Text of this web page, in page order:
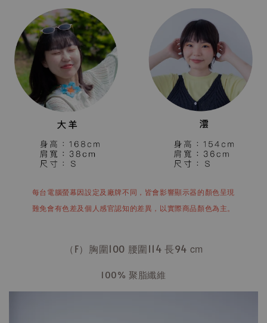
每台電腦螢幕因設定及廠牌不同，皆會影響顯示器的顏色呈現
難免會有色差及個人感官認知的差異，以實際商品顏色為主。
（F）胸圍100 腰圍114 長94 cm
100% 聚脂纖維